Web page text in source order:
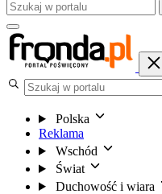
Polska
Reklama
Wschód
Świat
Duchowość i wiara